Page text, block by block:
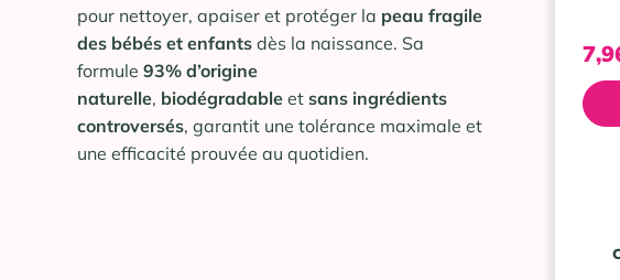
pour nettoyer, apaiser et protéger la peau fragile
des bébés et enfants dès la naissance. Sa
formule93% d’origine
naturelle, biodégradable etsans ingrédients
controversés, garantit une tolérance maximale et
une efficacité prouvée au quotidien.